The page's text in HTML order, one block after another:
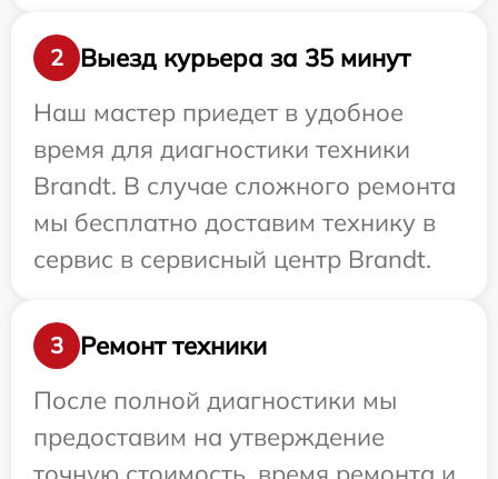
2
Выезд курьера за 35 минут
Наш мастер приедет в удобное
время для диагностики техники
Brandt. В случае сложного ремонта
мы бесплатно доставим технику в
сервис в сервисный центр Brandt.
3
Ремонт техники
После полной диагностики мы
предоставим на утверждение